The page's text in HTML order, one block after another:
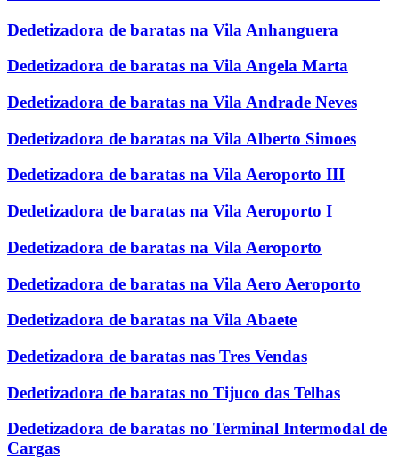
Dedetizadora de baratas na Vila Anhanguera
Dedetizadora de baratas na Vila Angela Marta
Dedetizadora de baratas na Vila Andrade Neves
Dedetizadora de baratas na Vila Alberto Simoes
Dedetizadora de baratas na Vila Aeroporto III
Dedetizadora de baratas na Vila Aeroporto I
Dedetizadora de baratas na Vila Aeroporto
Dedetizadora de baratas na Vila Aero Aeroporto
Dedetizadora de baratas na Vila Abaete
Dedetizadora de baratas nas Tres Vendas
Dedetizadora de baratas no Tijuco das Telhas
Dedetizadora de baratas no Terminal Intermodal de
Cargas